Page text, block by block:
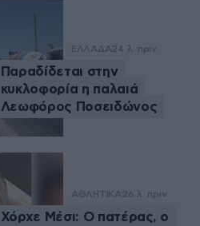
ΕΛΛΑΔΑ24 λ. πριν
Παραδίδεται στην
κυκλοφορία η παλαιά
Λεωφόρος Ποσειδώνος
ΑΘΛΗΤΙΚΑ26 λ. πριν
Χόρχε Μέσι: Ο πατέρας, ο